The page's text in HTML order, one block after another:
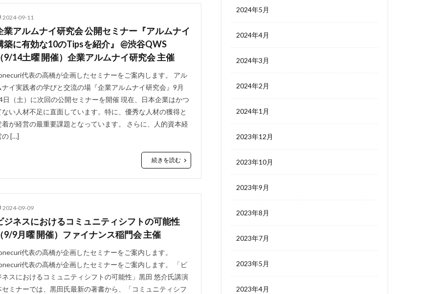
2024-09-11
業アルムナイ研究会 公開セミナー『アルムナイ
築に有効な10のTipsを紹介』 @渋谷QWS
9/14土曜 開催）企業アルムナイ研究会 主催
代表の高橋が企画したセミナーをご案内します。 アル
ナイ実践者の学びと交流の場『企業アルムナイ研究会』9月
日（土）に次回の公開セミナーを開催 現在、日本企業はかつ
ない人材不足に直面しています。特に、優秀な人材の獲得と
着が経営の最重要課題となっています。 さらに、人的資本経
の […]
続きを読む
2024-09-09
ジネスにおけるコミュニティシフトの可能性
9/9月曜 開催）ファイナンス稲門会 主催
代表の高橋が企画したセミナーをご案内します。
代表の高橋が企画したセミナーをご案内します。 「ビ
ネスにおけるコミュニティシフトの可能性」黒田 悠介氏講演
セミナーでは、黒田氏最新の著書から、「コミュニティシフ
2024年5月
2024年4月
2024年3月
2024年2月
2024年1月
2023年12月
2023年10月
2023年9月
2023年8月
2023年7月
2023年5月
2023年4月